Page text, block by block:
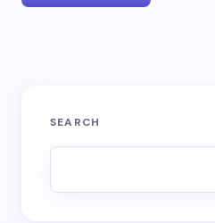
SEARCH